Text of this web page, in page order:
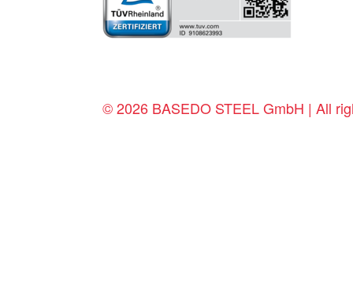
© 2026 BASEDO STEEL GmbH | All